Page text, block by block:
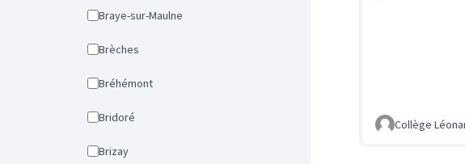
Braye-sur-Maulne
Brèches
Bréhémont
Bridoré
Brizay
Collège